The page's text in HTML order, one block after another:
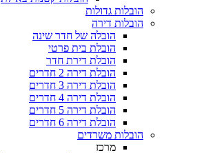
הובלות גדולות
הובלות דירה
הובלה של חדר שינה
הובלת בית פרטי
הובלת דירת חדר
הובלת דירה 2 חדרים
הובלת דירה 3 חדרים
הובלת דירה 4 חדרים
הובלת דירה 5 חדרים
הובלת דירה 6 חדרים
הובלות משרדים
מרכז